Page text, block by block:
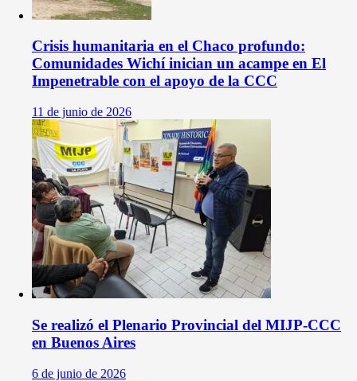
Crisis humanitaria en el Chaco profundo:
Comunidades Wichí inician un acampe en El
Impenetrable con el apoyo de la CCC
11 de junio de 2026
Se realizó el Plenario Provincial del MIJP-CCC
en Buenos Aires
6 de junio de 2026